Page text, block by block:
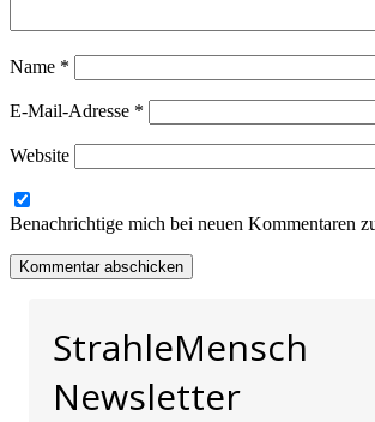
Name *
E-Mail-Adresse *
Website
Benachrichtige mich bei neuen Kommentaren
StrahleMensch
Newsletter